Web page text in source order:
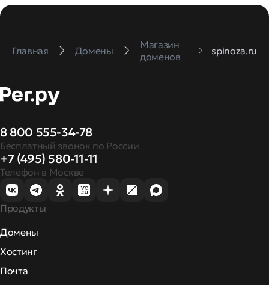
Главная Домены
Магазин
доменов
spinoza.ru
8 800 555-34-78
Бесплатный звонок по России
+7 (495) 580-11-11
Телефон в Москве
Продукты
Домены
Хостинг
Почта